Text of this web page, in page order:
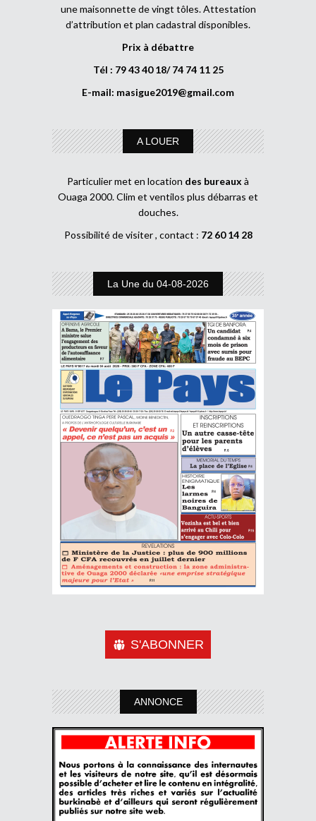
une maisonnette de vingt tôles. Attestation
d’attribution et plan cadastral disponibles.
Prix à débattre
Tél : 79 43 40 18/ 74 74 11 25
E-mail: masigue2019@gmail.com
A LOUER
Particulier met en location des bureaux à
Ouaga 2000. Clim et ventilos plus débarras et
douches.
Possibilité de visiter , contact : 72 60 14 28
La Une du 04-08-2026
S'ABONNER
ANNONCE